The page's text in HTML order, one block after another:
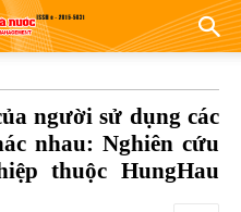
người sử dụng các
nhau: Nghiên cứu
thuộc HungHau